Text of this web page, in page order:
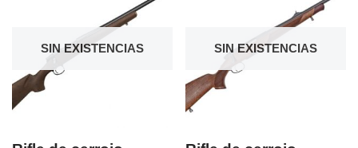
SIN EXISTENCIAS SIN EXISTENCIAS